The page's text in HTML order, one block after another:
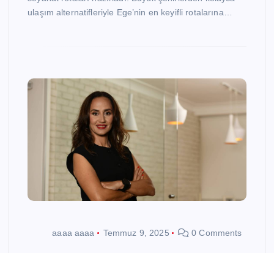
ulaşım alternatifleriyle Ege’nin en keyifli rotalarına…
aaaa aaaa Temmuz 9, 2025 0 Comments